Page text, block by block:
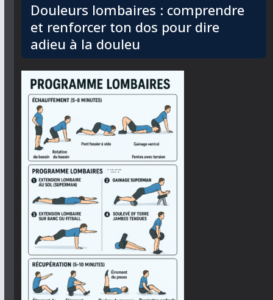
Douleurs lombaires : comprendre
et renforcer ton dos pour dire
adieu à la douleu